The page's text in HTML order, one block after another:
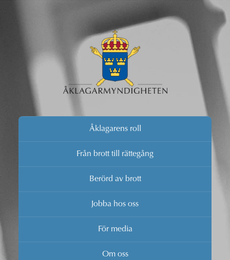
Åklagarens roll
Från brott till rättegång
Berörd av brott
Jobba hos oss
För media
Om oss